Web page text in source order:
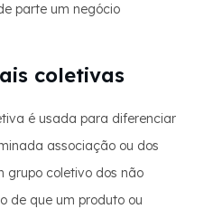
parte um negócio
coletivas
é usada para diferenciar
associação ou dos
grupo coletivo dos não
de que um produto ou